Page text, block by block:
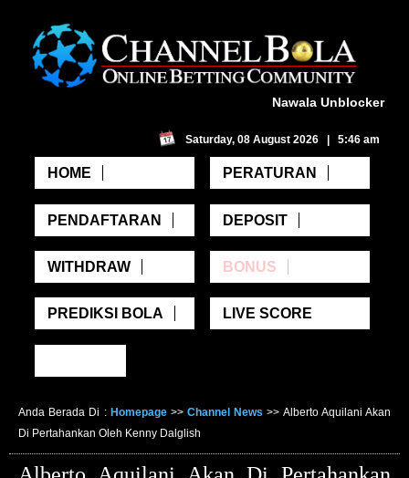
Nawala Unblocker
Saturday, 08 August 2026 | 5:46 am
HOME PERATURAN
PENDAFTARAN DEPOSIT
WITHDRAW BONUS
PREDIKSI BOLA LIVE SCORE
Anda Berada Di : Homepage>>Channel News >> Alberto Aquilani Akan
Di Pertahankan Oleh Kenny Dalglish